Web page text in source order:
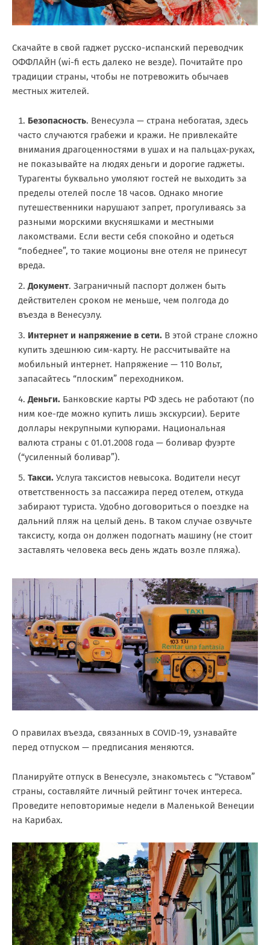
Скачайте в свой гаджет русско-испанский переводчик
ОФФЛАЙН (wi-fi есть далеко не везде). Почитайте про
традиции страны, чтобы не потревожить обычаев
местных жителей.
Безопасность. Венесуэла — страна небогатая, здесь
часто случаются грабежи и кражи. Не привлекайте
внимания драгоценностями в ушах и на пальцах-руках,
не показывайте на людях деньги и дорогие гаджеты.
Турагенты буквально умоляют гостей не выходить за
пределы отелей после 18 часов. Однако многие
путешественники нарушают запрет, прогуливаясь за
разными морскими вкусняшками и местными
лакомствами. Если вести себя спокойно и одеться
“победнее”, то такие моционы вне отеля не принесут
вреда.
Документ. Заграничный паспорт должен быть
действителен сроком не меньше, чем полгода до
въезда в Венесуэлу.
Интернет и напряжение в сети. В этой стране сложно
купить здешнюю сим-карту. Не рассчитывайте на
мобильный интернет. Напряжение — 110 Вольт,
запасайтесь “плоским” переходником.
Деньги. Банковские карты РФ здесь не работают (по
ним кое-где можно купить лишь экскурсии). Берите
доллары некрупными купюрами. Национальная
валюта страны с 01.01.2008 года — боливар фуэрте
(“усиленный боливар”).
Такси. Услуга таксистов невысока. Водители несут
ответственность за пассажира перед отелем, откуда
забирают туриста. Удобно договориться о поездке на
дальний пляж на целый день. В таком случае озвучьте
таксисту, когда он должен подогнать машину (не стоит
заставлять человека весь день ждать возле пляжа).
О правилах въезда, связанных в COVID-19, узнавайте
перед отпуском — предписания меняются.
Планируйте отпуск в Венесуэле, знакомьтесь с “Уставом”
страны, составляйте личный рейтинг точек интереса.
Проведите неповторимые недели в Маленькой Венеции
на Карибах.